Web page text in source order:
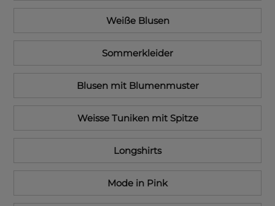
Weiße Blusen
Sommerkleider
Blusen mit Blumenmuster
Weisse Tuniken mit Spitze
Longshirts
Mode in Pink